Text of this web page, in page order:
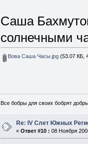
Саша
солнечными
Вова Саша Часы.jpg(53.07 КБ,
Все бобры для своих бобрят
Re: IV Слет Южных
« Ответ #10 : 08 Ноября